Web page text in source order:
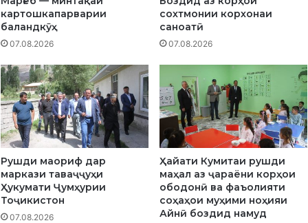
Н
А
Р
Ӯ
З
картошкапарварии
баландкӯҳ
07.08.2026
сохтмонии корхонаи
саноатӣ
07.08.2026
Рушди маориф дар
маркази таваҷҷуҳи
Ҳукумати Ҷумҳурии
Тоҷикистон
07.08.2026
Ҳайати Кумитаи рушди
маҳал аз ҷараёни корҳои
ободонӣ ва фаъолияти
соҳаҳои муҳими ноҳияи
Айнӣ боздид намуд